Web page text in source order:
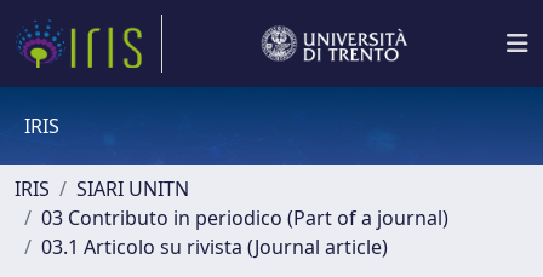
IRIS
IRIS
SIARI UNITN
03 Contributo in periodico (Part of a journal)
03.1 Articolo su rivista (Journal article)